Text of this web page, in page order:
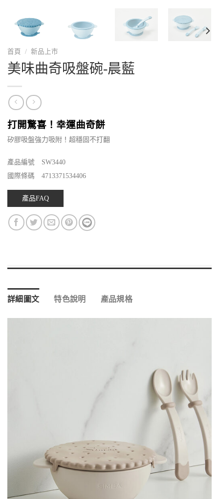
首頁 / 新品上市
美味曲奇吸盤碗-晨藍
打開驚喜！幸運曲奇餅
矽膠吸盤強力吸附！超穩固不打翻
產品編號 SW3440
國際條碼 4713371534406
產品FAQ
詳細圖文 特色說明 產品規格